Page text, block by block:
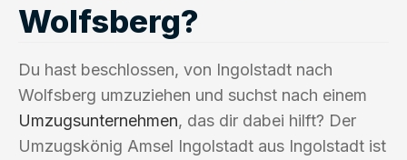
Wolfsberg?
Du hast beschlossen, von Ingolstadt nach
Wolfsberg umzuziehen und suchst nach einem
Umzugsunternehmen, das dir dabei hilft? Der
Umzugskönig Amsel Ingolstadt aus Ingolstadt ist